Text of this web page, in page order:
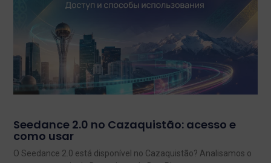
Seedance 2.0 no Cazaquistão: acesso e
como usar
O Seedance 2.0 está disponível no Cazaquistão? Analisamos o